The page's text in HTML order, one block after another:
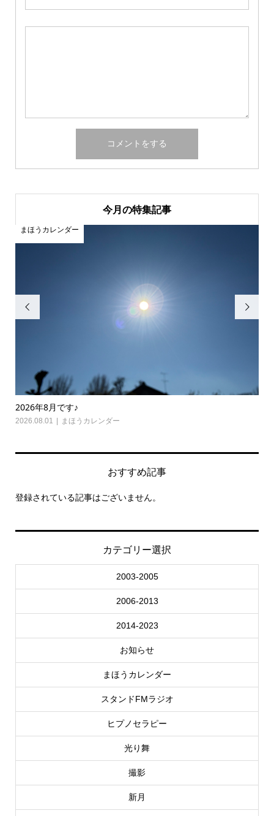
今月の特集記事

2026年8月です♪
2026.08.01 まほうカレンダー
まほうカレンダー

おすすめ記事
登録されている記事はございません。
カテゴリー選択
2003-2005
2006-2013
2014-2023
お知らせ
まほうカレンダー
スタンドFMラジオ
ヒプノセラピー
光り舞
撮影
新月